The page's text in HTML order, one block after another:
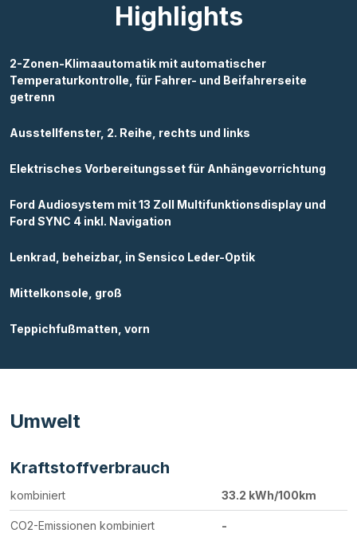
Highlights
2-Zonen-Klimaautomatik mit automatischer
Temperaturkontrolle, für Fahrer- und Beifahrerseite
getrenn
Ausstellfenster, 2. Reihe, rechts und links
Elektrisches Vorbereitungsset für Anhängevorrichtung
Ford Audiosystem mit 13 Zoll Multifunktionsdisplay und
Ford SYNC 4 inkl. Navigation
Lenkrad, beheizbar, in Sensico Leder-Optik
Mittelkonsole, groß
Teppichfußmatten, vorn
Umwelt
Kraftstoffverbrauch
kombiniert 33.2 kWh/100km
CO2-Emissionen kombiniert -